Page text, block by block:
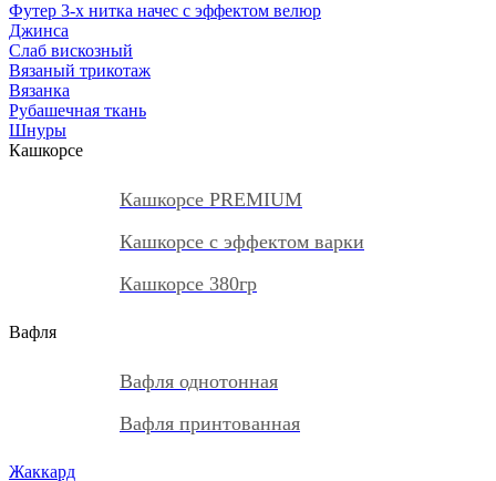
Футер 3-х нитка начес с эффектом велюр
Джинса
Слаб вискозный
Вязаный трикотаж
Вязанка
Рубашечная ткань
Шнуры
Кашкорсе
Кашкорсе PREMIUM
Кашкорсе с эффектом варки
Кашкорсе 380гр
Вафля
Вафля однотонная
Вафля принтованная
Жаккард